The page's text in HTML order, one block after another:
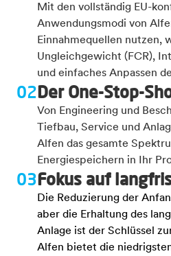
Mit den vollständig EU-
Anwendungsmodi von
Einnahmequellen nutzen,
Ungleichgewicht (FCR),
und einfaches Anpassen
die Nachfrage.
02Der One-Stop-
Von Engineering und
Tiefbau, Service und
Alfen das gesamte
Energiespeichern in Ihr
03Fokus auf
Die Reduzierung der
aber die Erhaltung des
Anlage ist der Schlüssel
Alfen bietet die